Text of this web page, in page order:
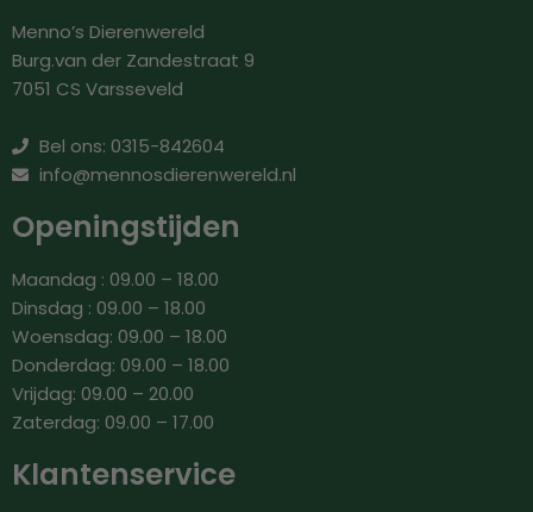
Menno’s Dierenwereld
Burg.van der Zandestraat 9
7051 CS Varsseveld
Bel ons: 0315-842604
info@mennosdierenwereld.nl
Openingstijden
Maandag : 09.00 – 18.00
Dinsdag : 09.00 – 18.00
Woensdag: 09.00 – 18.00
Donderdag: 09.00 – 18.00
Vrijdag: 09.00 – 20.00
Zaterdag: 09.00 – 17.00
Klantenservice